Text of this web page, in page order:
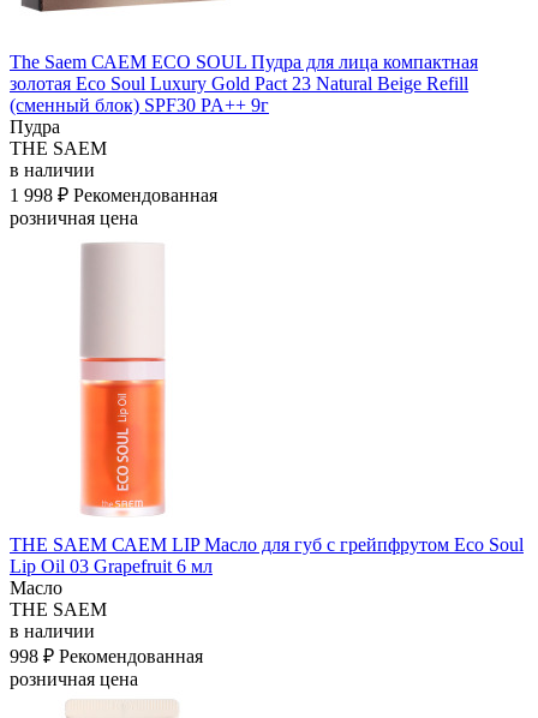
The Saem САЕМ ECO SOUL Пудра для лица компактная
золотая Eco Soul Luxury Gold Pact 23 Natural Beige Refill
(сменный блок) SPF30 PA++ 9г
Пудра
THE SAEM
в наличии
1 998 ₽ Рекомендованная
розничная цена
THE SAEM САЕМ LIP Масло для губ с грейпфрутом Eco Soul
Lip Oil 03 Grapefruit 6 мл
Масло
THE SAEM
в наличии
998 ₽ Рекомендованная
розничная цена